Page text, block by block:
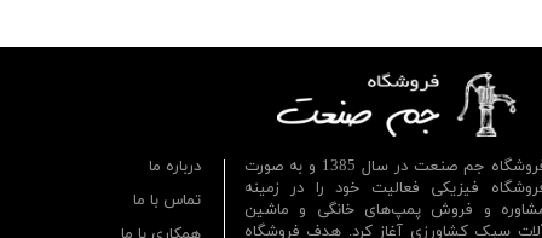
فروشگاه جم صنعت در سال 1385 و به صورت
فیزیکی فعالیت خود را در زمینه
و فروش پمپ‌های خانگی و ماشین
سبک کشاورزی آغاز کرد. هدف فروشگاه
درباره ما
تماس با ما